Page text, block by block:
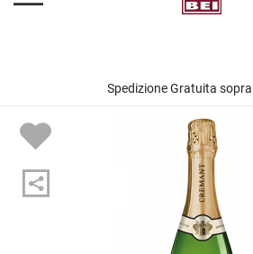
Spedizione Gratuita